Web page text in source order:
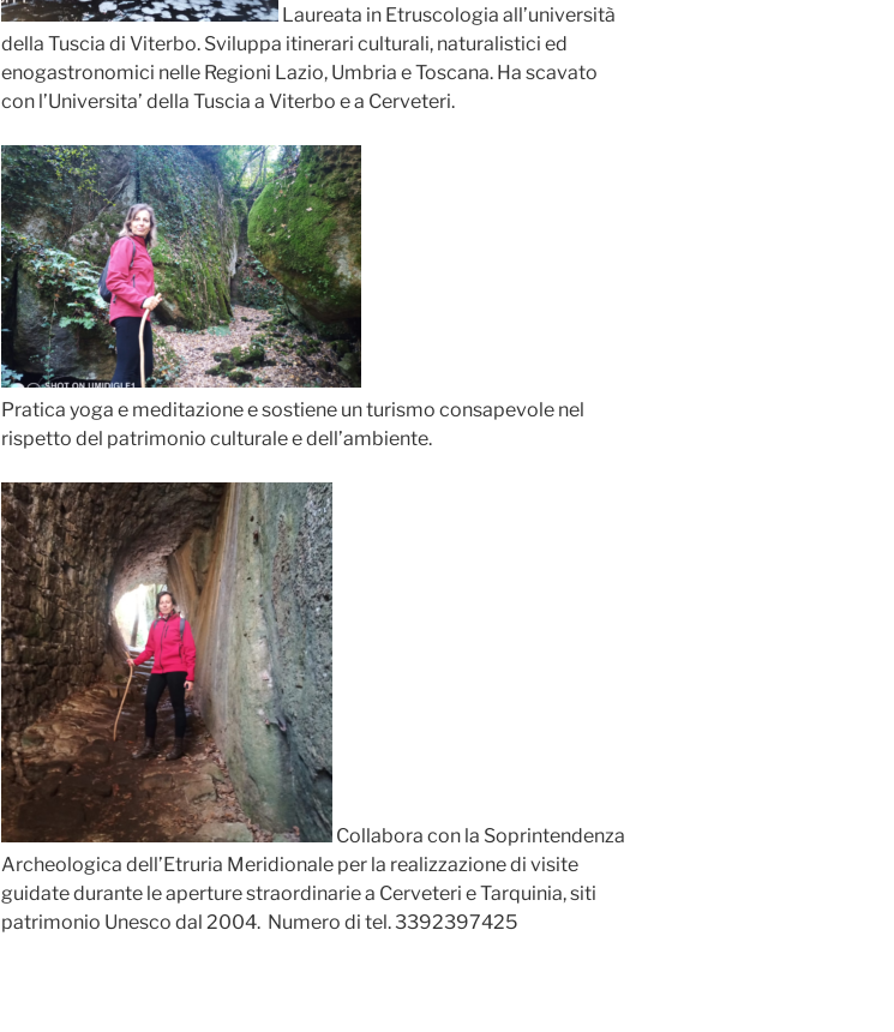
Laureata in Etruscologia all’università
della Tuscia di Viterbo. Sviluppa itinerari culturali, naturalistici ed
enogastronomici nelle Regioni Lazio, Umbria e Toscana. Ha scavato
con l’Universita’ della Tuscia a Viterbo e a Cerveteri.
Pratica yoga e meditazione e sostiene un turismo consapevole nel
rispetto del patrimonio culturale e dell’ambiente.
Collabora con la Soprintendenza
Archeologica dell’Etruria Meridionale per la realizzazione di visite
guidate durante le aperture straordinarie a Cerveteri e Tarquinia, siti
patrimonio Unesco dal 2004. Numero di tel. 3392397425